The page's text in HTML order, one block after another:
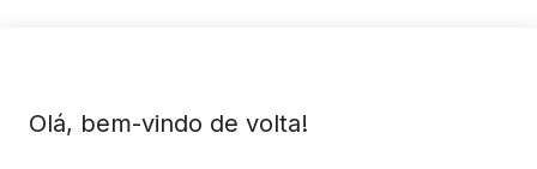
Olá, bem-vindo de volta!